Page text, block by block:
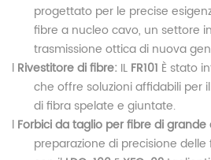
progettato per le precise
fibre a nucleo cavo, un settore
trasmissione ottica di nuova
l Rivestitore di fibre: IL FR101 È stato
che offre soluzioni affidabili per
di fibra spelate e giuntate.
l Forbici da taglio per fibre di
preparazione di precisione